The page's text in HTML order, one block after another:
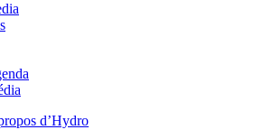
d’Hydro